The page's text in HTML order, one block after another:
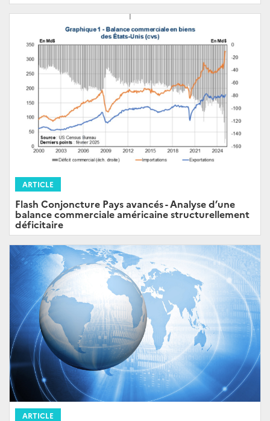
ARTICLE
Flash Conjoncture Pays avancés - Analyse d’une
balance commerciale américaine structurellement
déficitaire
ARTICLE